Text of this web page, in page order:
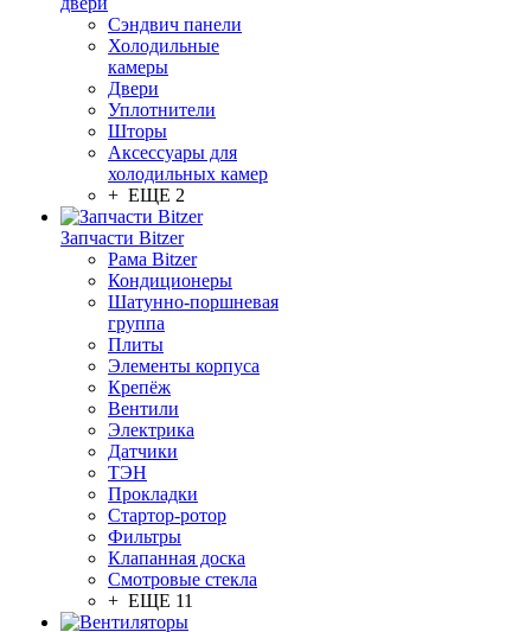
Сэндвич панели
Холодильные
камеры
Двери
Уплотнители
Шторы
Аксессуары для
холодильных камер
+ ЕЩЕ 2
Запчасти Bitzer
Рама Bitzer
Кондиционеры
Шатунно-поршневая
группа
Плиты
Элементы корпуса
Крепёж
Вентили
Электрика
Датчики
ТЭН
Прокладки
Стартор-ротор
Фильтры
Клапанная доска
Смотровые стекла
+ ЕЩЕ 11